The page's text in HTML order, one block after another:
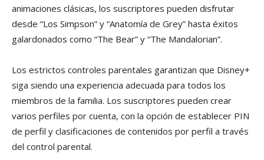
animaciones clásicas, los suscriptores pueden disfrutar
desde “Los Simpson” y “Anatomía de Grey” hasta éxitos
galardonados como “The Bear” y “The Mandalorian”.
Los estrictos controles parentales garantizan que Disney+
siga siendo una experiencia adecuada para todos los
miembros de la familia. Los suscriptores pueden crear
varios perfiles por cuenta, con la opción de establecer PIN
de perfil y clasificaciones de contenidos por perfil a través
del control parental.